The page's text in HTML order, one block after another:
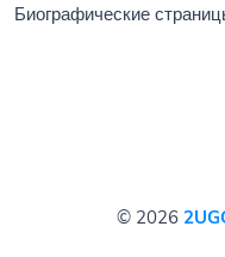
Биографические
© 2026